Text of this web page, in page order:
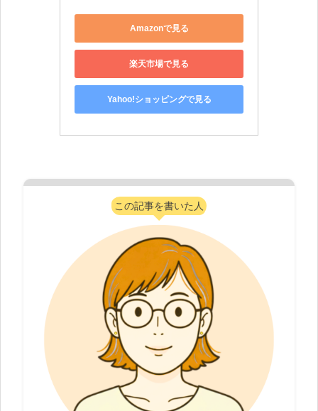
Amazonで見る
楽天市場で見る
Yahoo!ショッピングで見る
この記事を書いた人